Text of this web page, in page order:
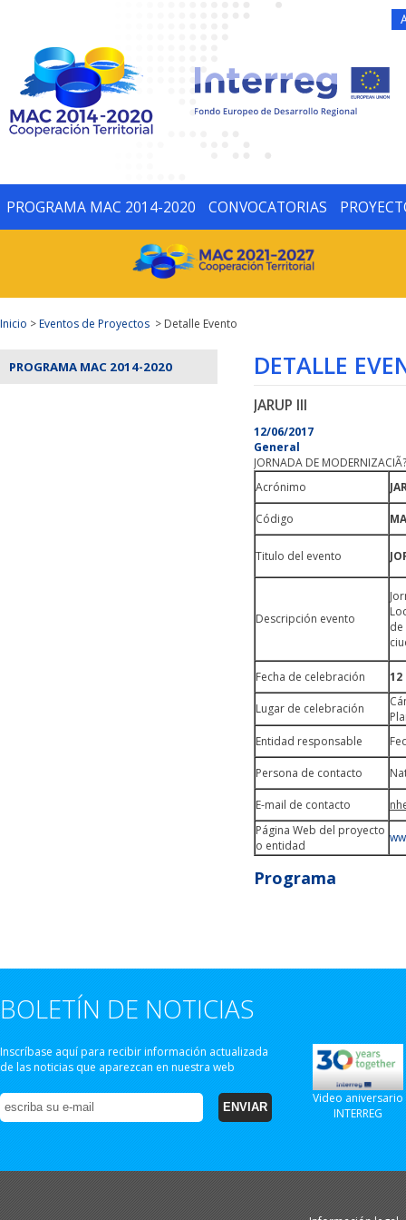
PROGRAMA MAC 2014-2020 CONVOCATORIAS
Inicio >Eventos de Proyectos > Detalle Evento
PROGRAMA MAC 2014-2020 DETALLE
JARUP III
12/06/2017
General
JORNADA DE
Acrónimo
Código
Titulo del evento
Descripción evento
de
Fecha de celebración 12
Lugar de celebración
Entidad responsable
Persona de contacto
E-mail de contacto
Página Web del proyecto
o entidad
Programa
BOLETÍN DE NOTICIAS
Inscríbase aquí para recibir información actualizada
de las noticias que aparezcan en nuestra web
Video aniversario
INTERREG